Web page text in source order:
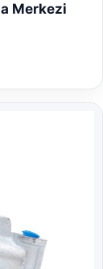
Merkezi